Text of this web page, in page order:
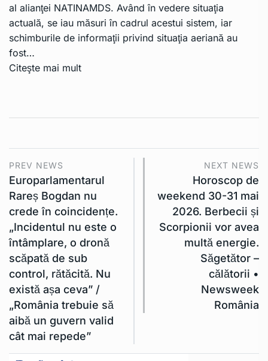
al alianţei NATINAMDS. Având în vedere situaţia
actuală, se iau măsuri în cadrul acestui sistem, iar
schimburile de informaţii privind situaţia aeriană au
fost…
Citeşte mai mult
PREV NEWS
Europarlamentarul
Rareș Bogdan nu
crede în coincidențe.
„Incidentul nu este o
întâmplare, o dronă
scăpată de sub
control, rătăcită. Nu
există așa ceva” /
„România trebuie să
aibă un guvern valid
cât mai repede”
NEXT NEWS
Horoscop de
weekend 30-31 mai
2026. Berbecii și
Scorpionii vor avea
multă energie.
Săgetător –
călătorii •
Newsweek
România